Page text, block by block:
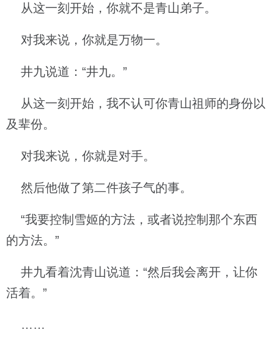
从这一刻开始，你就不是青山弟子。
对我来说，你就是万物一。
井九说道：“井九。”
从这一刻开始，我不认可你青山祖师的身份以
及辈份。
对我来说，你就是对手。
然后他做了第二件孩子气的事。
“我要控制雪姬的方法，或者说控制那个东西
的方法。”
井九看着沈青山说道：“然后我会离开，让你
活着。”
……